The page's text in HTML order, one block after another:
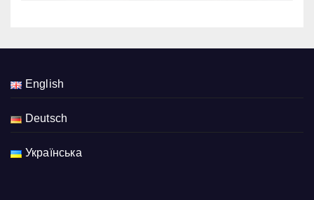
English
Deutsch
Українська